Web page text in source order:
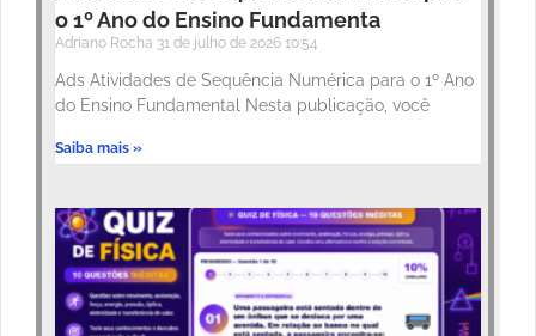
o 1º Ano do Ensino Fundamenta
Adriano Rocha 31 de julho de 2026 10:54
Ads Atividades de Sequência Numérica para o 1º Ano
do Ensino Fundamental Nesta publicação, você
Saiba mais »